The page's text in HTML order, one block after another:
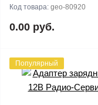
Код товара: geo-80920
0.00 руб.
Популярный